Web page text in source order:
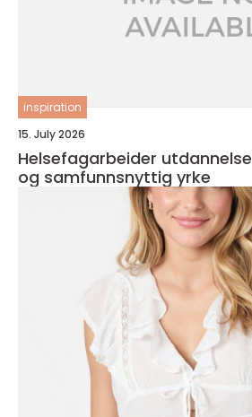
inspiration
15. July 2026
Helsefagarbeider utdannelse veien til et trygt
og samfunnsnyttig yrke